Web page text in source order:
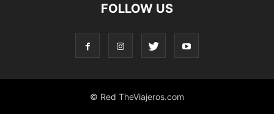
FOLLOW US
© Red TheViajeros.com